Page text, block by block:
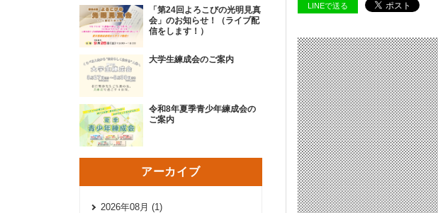
LINEで送る
「第24回よろこびの光明見真
会」のお知らせ！（ライブ配
信をします！）
大学生練成会のご案内
令和8年夏季青少年練成会の
ご案内
アーカイブ
2026年08月 (1)